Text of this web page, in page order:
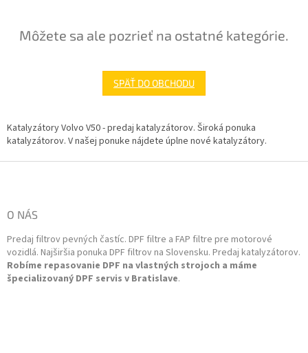
Môžete sa ale pozrieť na ostatné kategórie.
SPÄŤ DO OBCHODU
Katalyzátory Volvo V50 - predaj katalyzátorov. Široká ponuka
katalyzátorov. V našej ponuke nájdete úplne nové katalyzátory.
O NÁS
Predaj filtrov pevných častíc. DPF filtre a FAP filtre pre motorové
vozidlá. Najširšia ponuka DPF filtrov na Slovensku. Predaj katalyzátorov.
Robíme repasovanie DPF na vlastných strojoch a máme
špecializovaný DPF servis v Bratislave.